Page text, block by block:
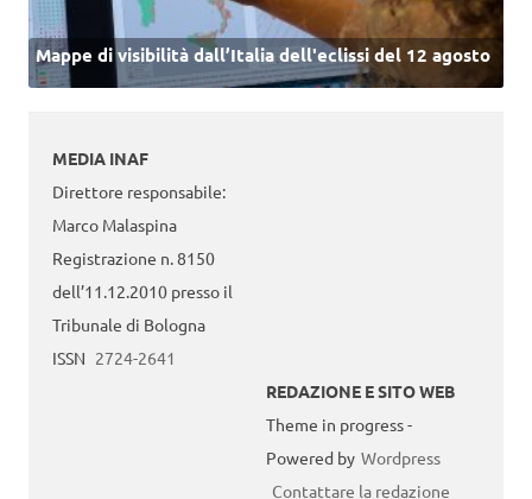
Mappe di visibilità dall’Italia dell'eclissi del 12 agosto
MEDIA INAF
Direttore responsabile:
Marco Malaspina
Registrazione n. 8150
dell’11.12.2010 presso il
Tribunale di Bologna
ISSN 2724-2641
REDAZIONE E SITO WEB
Theme in progress -
Powered by Wordpress
Contattare la redazione